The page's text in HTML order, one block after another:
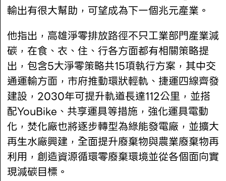
輸出有很大幫助，可望成為下一個兆元產業。
他指出，高雄淨零排放路徑不只工業部門產業減
碳，在食、衣、住、行各方面都有相關策略提
出，包含5大淨零策略共15項執行方案，其中交
通運輸方面，市府推動環狀輕軌、捷運四線齊發
建設，2030年可提升軌道長達112公里，並搭
配YouBike、共享運具等措施，強化運具電動
化，焚化廠也將逐步轉型為綠能發電廠，並擴大
再生水廠興建，全面提升廢棄物與農業廢棄物再
利用，創造資源循環零廢棄環境並從各個面向實
現減碳目標。